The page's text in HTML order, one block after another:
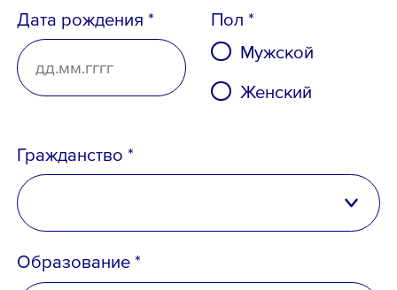
Email *
Вопрос *
Дата рождения *
Пол *
Мужской
Женский
Гражданство *
Российская Федерация
Образование *